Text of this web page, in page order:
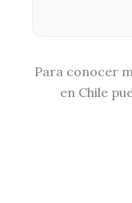
Para conocer
en Chile